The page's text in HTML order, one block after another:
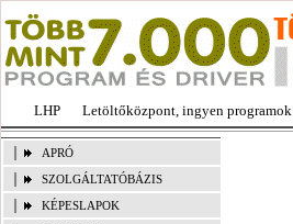
LHP Letöltőközpont, ingyen programok
APRÓ
SZOLGÁLTATÓBÁZIS
KÉPESLAPOK